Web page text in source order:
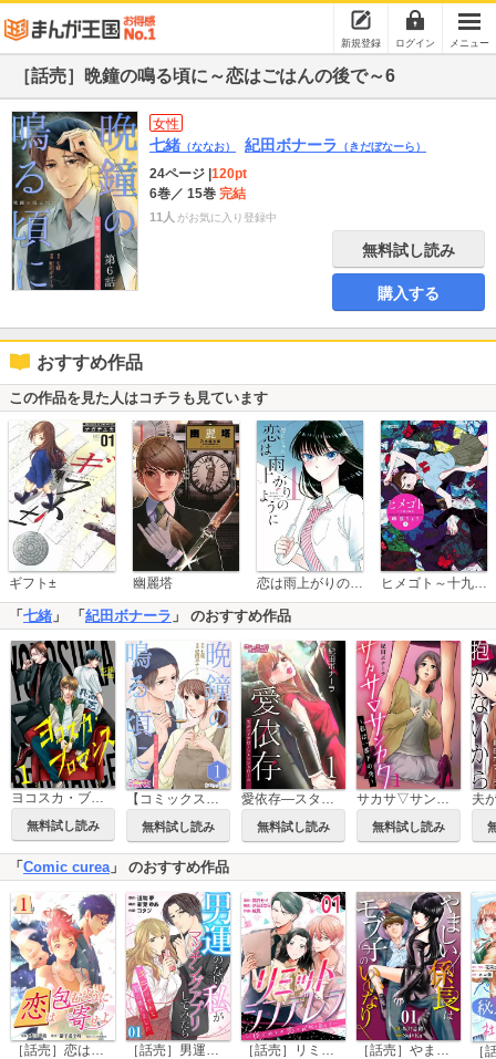
新規登録 ログイン メニュー
［話売］晩鐘の鳴る頃に～恋はごはんの後で～6
女性
七緒 （ななお） 紀田ボナーラ （きだぼなーら）
24ページ 120pt
6巻／ 15巻 完結
11人 がお気に入り登録中
無料試し読み
購入する
おすすめ作品
この作品を見た人はコチラも見ています
ギフト± 幽麗塔 恋は雨上がりのように ヒメゴト～十九歳の制服～
「 七緒 」 「 紀田ボナーラ 」 のおすすめ作品
ヨコスカ・ブロマンス
無料試し読み
【コミックス版】晩鐘の鳴る頃に～恋はごはんの後で～
無料試し読み
愛依存―スタンドアローン・シンドローム
無料試し読み
サカサ▽サンカク～私は一番下の角～
無料試し読み
「 Comic curea 」 のおすすめ作品